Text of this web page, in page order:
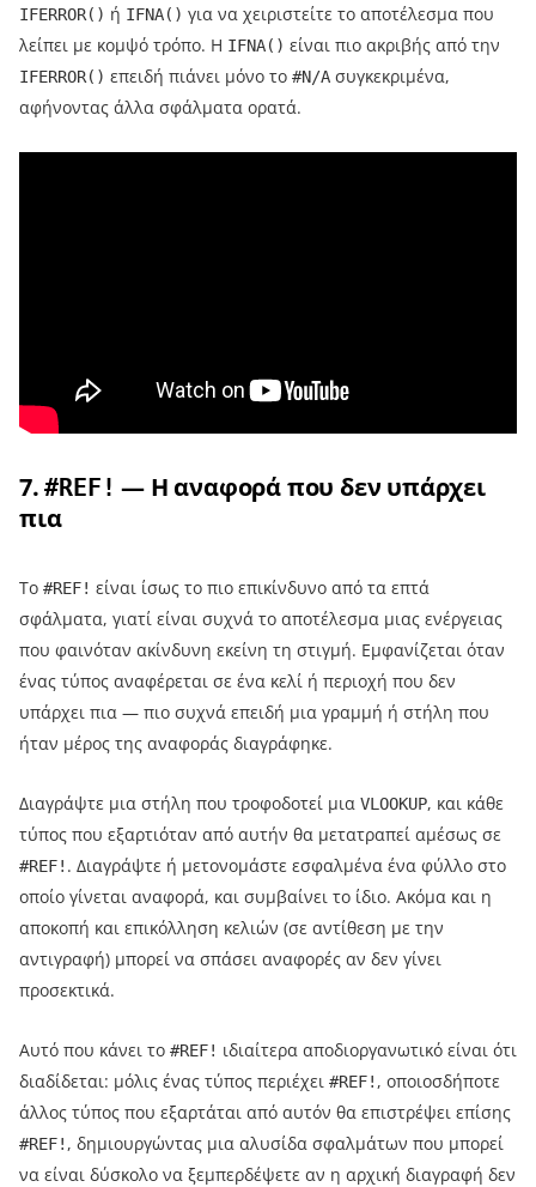
IFERROR() ή IFNA() για να χειριστείτε το αποτέλεσμα που
λείπει με κομψό τρόπο. Η IFNA() είναι πιο ακριβής από την
IFERROR() επειδή πιάνει μόνο το #N/A συγκεκριμένα,
αφήνοντας άλλα σφάλματα ορατά.
7.#REF! — Η αναφορά που δεν υπάρχει
πια
Το #REF! είναι ίσως το πιο επικίνδυνο από τα επτά
σφάλματα, γιατί είναι συχνά το αποτέλεσμα μιας ενέργειας
που φαινόταν ακίνδυνη εκείνη τη στιγμή. Εμφανίζεται όταν
ένας τύπος αναφέρεται σε ένα κελί ή περιοχή που δεν
υπάρχει πια — πιο συχνά επειδή μια γραμμή ή στήλη που
ήταν μέρος της αναφοράς διαγράφηκε.
Διαγράψτε μια στήλη που τροφοδοτεί μια VLOOKUP, και κάθε
τύπος που εξαρτιόταν από αυτήν θα μετατραπεί αμέσως σε
#REF! . Διαγράψτε ή μετονομάστε εσφαλμένα ένα φύλλο στο
οποίο γίνεται αναφορά, και συμβαίνει το ίδιο. Ακόμα και η
αποκοπή και επικόλληση κελιών (σε αντίθεση με την
αντιγραφή) μπορεί να σπάσει αναφορές αν δεν γίνει
προσεκτικά.
Αυτό που κάνει το #REF! ιδιαίτερα αποδιοργανωτικό είναι ότι
διαδίδεται: μόλις ένας τύπος περιέχει #REF! , οποιοσδήποτε
άλλος τύπος που εξαρτάται από αυτόν θα επιστρέψει επίσης
#REF! , δημιουργώντας μια αλυσίδα σφαλμάτων που μπορεί
να είναι δύσκολο να ξεμπερδέψετε αν η αρχική διαγραφή δεν